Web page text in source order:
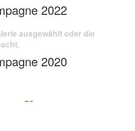
2022
ausgewählt oder die
2020